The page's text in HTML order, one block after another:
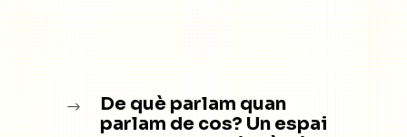
$
De què parlam quan
parlam de cos? Un espai